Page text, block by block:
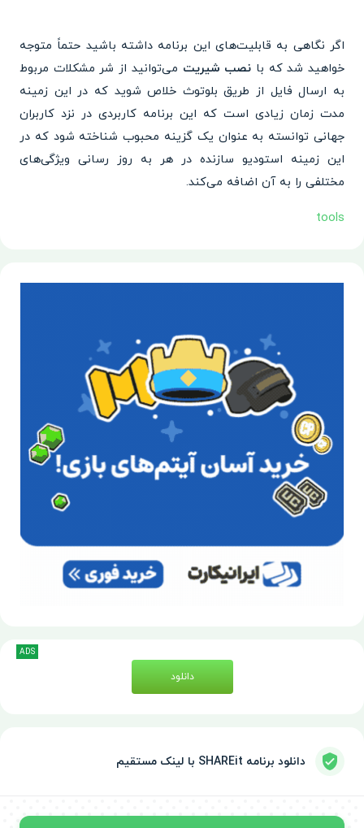
اگر نگاهی به قابلیت‌های این برنامه داشته باشید حتماً متوجه
خواهید شد که با نصب شیریت می‌توانید از شر مشکلات مربوط
به ارسال فایل از طریق بلوتوث خلاص شوید که در این زمینه
مدت زمان زیادی است که این برنامه کاربردی در نزد کاربران
جهانی توانسته به عنوان یک گزینه محبوب شناخته شود که در
این زمینه استودیو سازنده در هر به روز رسانی ویژگی‌های
مختلفی را به آن اضافه می‌کند.
tools
دانلود
ADS
دانلود برنامه SHAREit با لینک مستقیم